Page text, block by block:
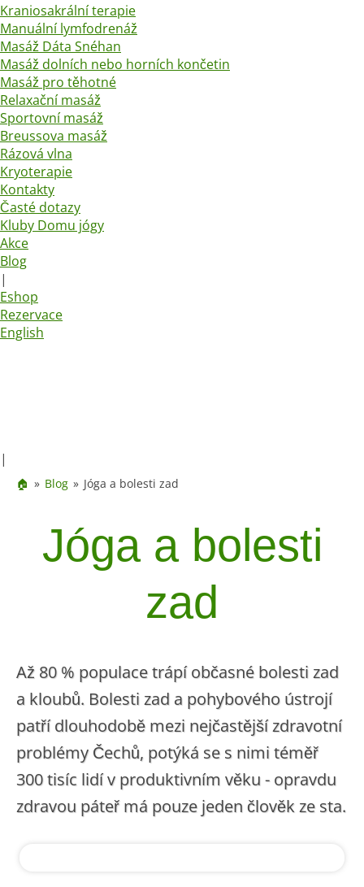
Kraniosakrální terapie
Manuální lymfodrenáž
Masáž Dáta Snéhan
Masáž dolních nebo horních končetin
Masáž pro těhotné
Relaxační masáž
Sportovní masáž
Breussova masáž
Rázová vlna
Kryoterapie
Kontakty
Časté dotazy
Kluby Domu jógy
Akce
Blog
|
Eshop
Rezervace
English
|
🏠 Blog Jóga a bolesti zad
Jóga a bolesti
zad
Až 80 % populace trápí občasné bolesti zad
a kloubů. Bolesti zad a pohybového ústrojí
patří dlouhodobě mezi nejčastější zdravotní
problémy Čechů, potýká se s nimi téměř
300 tisíc lidí v produktivním věku - opravdu
zdravou páteř má pouze jeden člověk ze sta.